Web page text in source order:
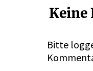
Keine
Bitte